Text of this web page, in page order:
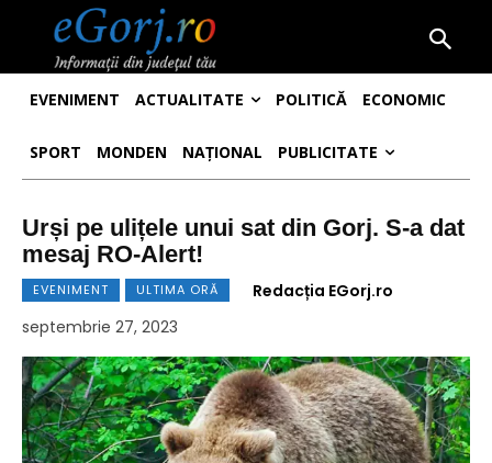
EVENIMENT ACTUALITATE POLITICĂ ECONOMIC
SPORT MONDEN NAȚIONAL PUBLICITATE
Urși pe ulițele unui sat din Gorj. S-a dat
mesaj RO-Alert!
EVENIMENT ULTIMA ORĂ
Redacția EGorj.ro
septembrie 27, 2023